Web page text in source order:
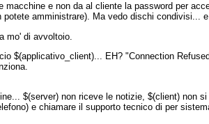
macchine e non da al cliente la password per
amministrare). Ma vedo dischi condivisi...
mo' di avvoltoio.
$(applicativo_client)... EH? "Connection
$(server) non riceve le notizie, $(client) non
e chiamare il supporto tecnico di per